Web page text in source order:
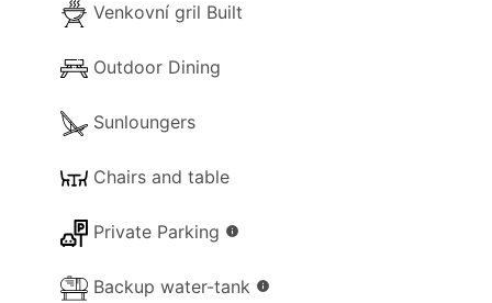
Venkovní gril Built
Outdoor Dining
Sunloungers
Chairs and table
Private Parking info
Backup water-tank info